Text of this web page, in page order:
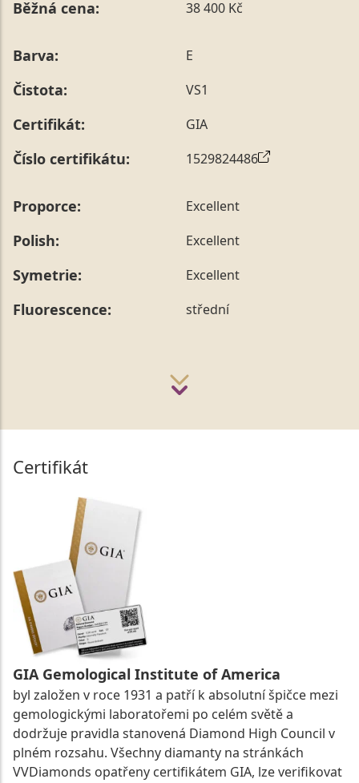
Běžná cena: 38 400 Kč
Barva: E
Čistota: VS1
Certifikát: GIA
Číslo certifikátu: 1529824486
Proporce: Excellent
Polish: Excellent
Symetrie: Excellent
Fluorescence: střední
Certifikát
GIA Gemological Institute of America
byl založen v roce 1931 a patří k absolutní špičce mezi
gemologickými laboratořemi po celém světě a
dodržuje pravidla stanovená Diamond High Council v
plném rozsahu. Všechny diamanty na stránkách
VVDiamonds opatřeny certifikátem GIA, lze verifikovat